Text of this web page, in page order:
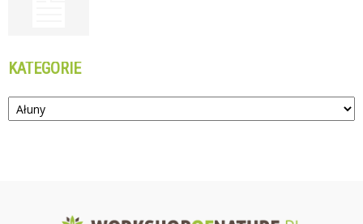
KATEGORIE
Kategorie